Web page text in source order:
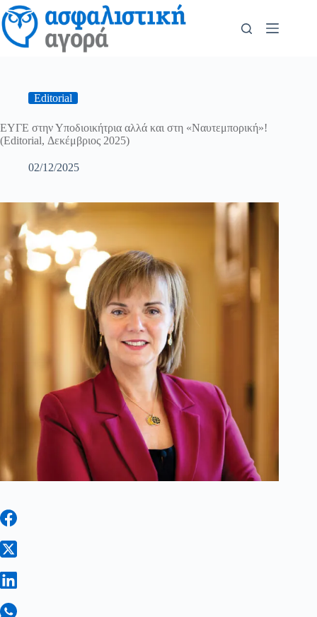
Editorial
ΕΥΓΕ στην Υποδιοικήτρια αλλά και στη «Ναυτεμπορική»!
(Editorial, Δεκέμβριος 2025)
02/12/2025